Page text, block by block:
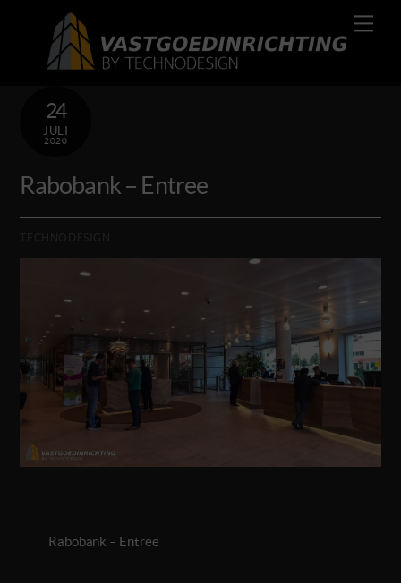
content
24
JULI
2020
Rabobank – Entree
Rabobank – Entree